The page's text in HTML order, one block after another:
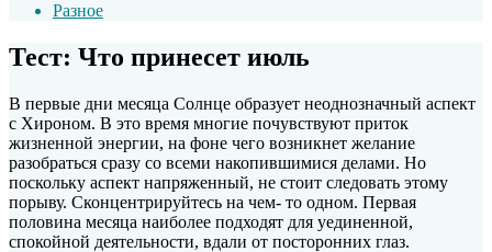
Разное
Тест: Что принесет июль
В первые дни месяца Солнце образует неоднозначный аспект
с Хироном. В это время многие почувствуют приток
жизненной энергии, на фоне чего возникнет желание
разобраться сразу со всеми накопившимися делами. Но
поскольку аспект напряженный, не стоит следовать этому
порыву. Сконцентрируйтесь на чем- то одном. Первая
половина месяца наиболее подходят для уединенной,
спокойной деятельности, вдали от посторонних глаз.